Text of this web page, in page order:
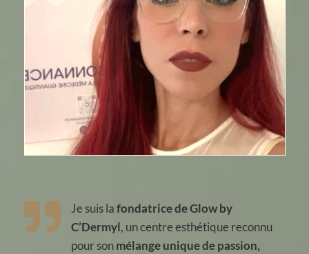
 Je suis lafondatrice de Glow by
C’Dermyl, un centre esthétique reconnu
pour sonmélange unique de passion,